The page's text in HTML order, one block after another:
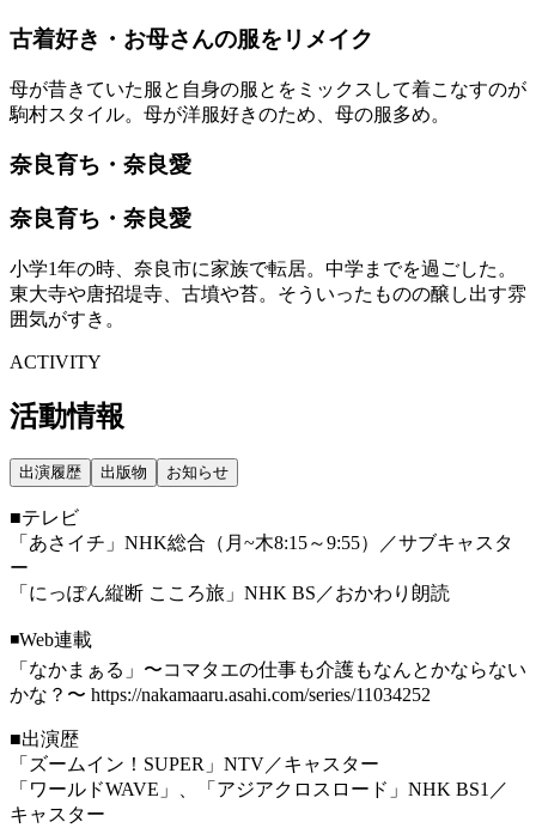
古着好き・お母さんの服をリメイク
母が昔きていた服と自身の服とをミックスして着こなすのが
駒村スタイル。母が洋服好きのため、母の服多め。
奈良育ち・奈良愛
奈良育ち・奈良愛
小学1年の時、奈良市に家族で転居。中学までを過ごした。
東大寺や唐招堤寺、古墳や苔。そういったものの醸し出す雰
囲気がすき。
ACTIVITY
活動情報
出演履歴 出版物 お知らせ
■テレビ
「あさイチ」NHK総合（月~木8:15～9:55）／サブキャスタ
ー
「にっぽん縦断 こころ旅」NHK BS／おかわり朗読
◾️Web連載
「なかまぁる」〜コマタエの仕事も介護もなんとかならない
かな？〜 https://nakamaaru.asahi.com/series/11034252
■出演歴
「ズームイン！SUPER」NTV／キャスター
「ワールドWAVE」、「アジアクロスロード」NHK BS1／
キャスター